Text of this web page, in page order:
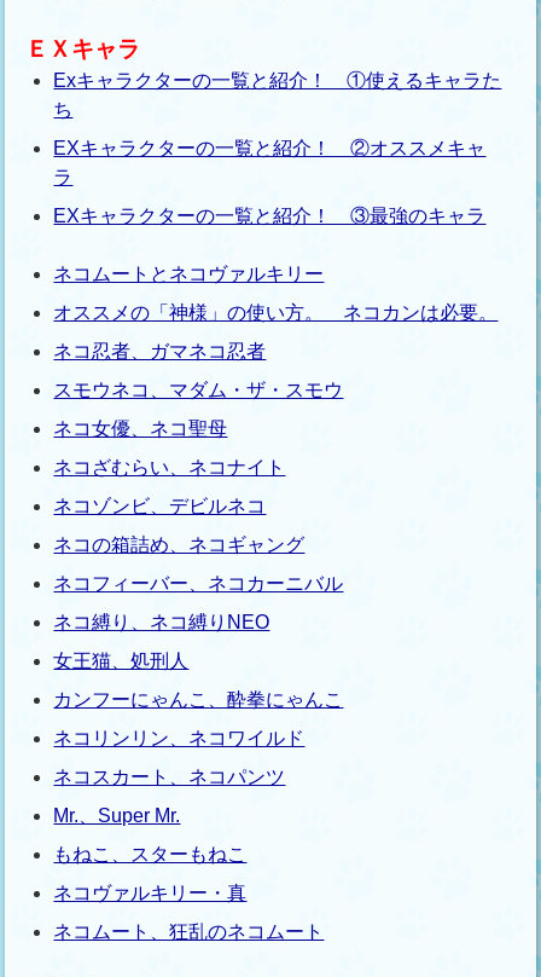
ＥＸキャラ
Exキャラクターの一覧と紹介！ ①使えるキャラた
ち
EXキャラクターの一覧と紹介！ ②オススメキャ
ラ
EXキャラクターの一覧と紹介！ ③最強のキャラ
ネコムートとネコヴァルキリー
オススメの「神様」の使い方。 ネコカンは必要。
ネコ忍者、ガマネコ忍者
スモウネコ、マダム・ザ・スモウ
ネコ女優、ネコ聖母
ネコざむらい、ネコナイト
ネコゾンビ、デビルネコ
ネコの箱詰め、ネコギャング
ネコフィーバー、ネコカーニバル
ネコ縛り、ネコ縛りNEO
女王猫、処刑人
カンフーにゃんこ、酔拳にゃんこ
ネコリンリン、ネコワイルド
ネコスカート、ネコパンツ
Mr.、Super Mr.
もねこ、スターもねこ
ネコヴァルキリー・真
ネコムート、狂乱のネコムート